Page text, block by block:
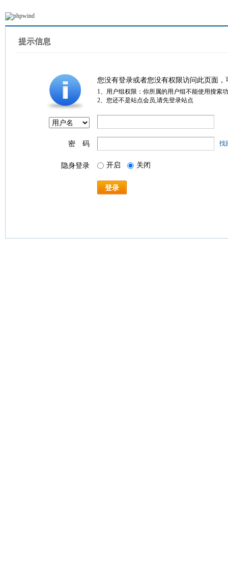
提示信息
您没有登录或者您没有权限访问此页面
1、用户组权限：你所属的用户组不能使用搜索
2、您还不是站点会员,请先登录站点
密 码 找
隐身登录 开启 关闭
登录